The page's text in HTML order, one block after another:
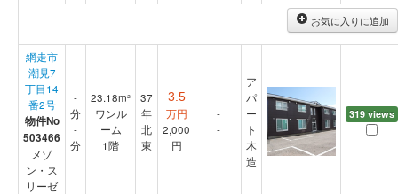
お気に入りに追加
網走市
潮見7
丁目14
番2号
物件No
503466
メゾ
ン・ス
リーゼ
-
分
-
分
23.18m²
ワンル
ーム
1階
37
年
北
東
3.5
万円
2,000
円
-
-
ア
パ
ー
ト
木
造
319 views